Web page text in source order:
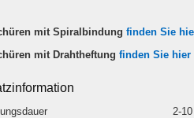
mit Spiralbindung finden Sie
mit Drahtheftung finden Sie hier
2-